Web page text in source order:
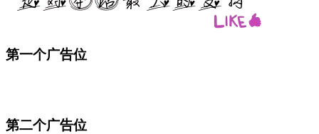
第一个广告位
第二个广告位